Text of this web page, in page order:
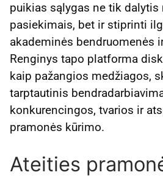
puikias sąlygas ne tik dalytis
pasiekimais, bet ir stiprinti
akademinės bendruomenės
Renginys tapo platforma
kaip pažangios medžiagos,
tarptautinis
konkurencingos, tvarios ir
pramonės kūrimo.
Ateities